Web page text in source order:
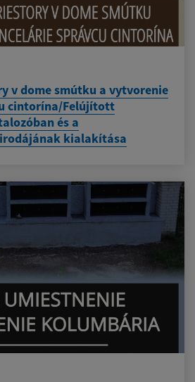
v dome smútku a vytvorenie
cintorína/Felújított
és a
kialakítása